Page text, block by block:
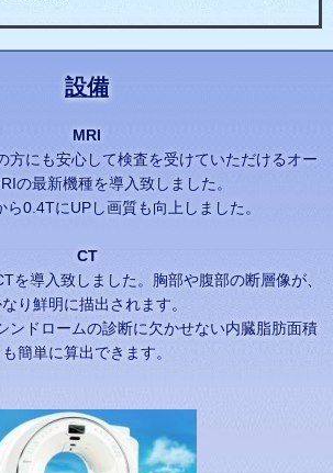
設備
MRI
方にも安心して検査を受けていただけるオー
の最新機種を導入致しました。
0.4TにUPし画質も向上しました。
CT
を導入致しました。胸部や腹部の断層像が、
り鮮明に描出されます。
ンドロームの診断に欠かせない内臓脂肪面積
も簡単に算出できます。